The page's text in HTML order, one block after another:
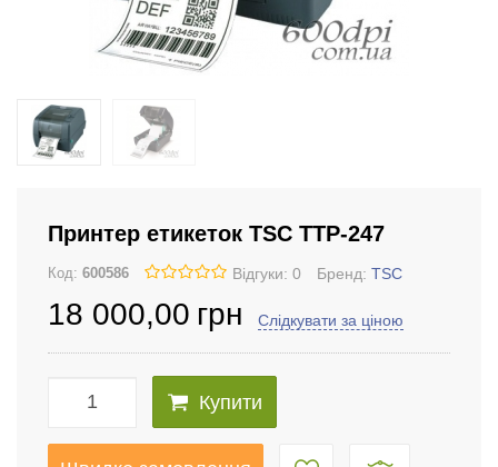
Принтер етикеток TSC TTP-247
Код: 600586 Відгуки: 0 Бренд: TSC
18 000,00 грн Слідкувати за ціною
Купити